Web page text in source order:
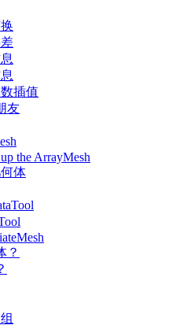
插值
友
the ArrayMesh
体
？